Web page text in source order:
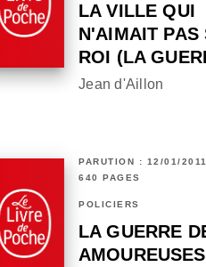
LA VILLE QUI
N'AIMAIT PAS
ROI (LA
Jean d'Aillon
PARUTION : 12/01/2011
640 PAGES
POLICIERS
LA GUERRE